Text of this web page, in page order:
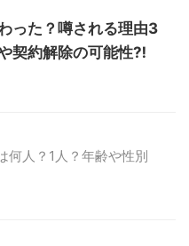
った？噂される理由3
契約解除の可能性⁈
何人？1人？年齢や性別